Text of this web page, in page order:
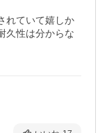
れていて嬉しか
久性は分からな